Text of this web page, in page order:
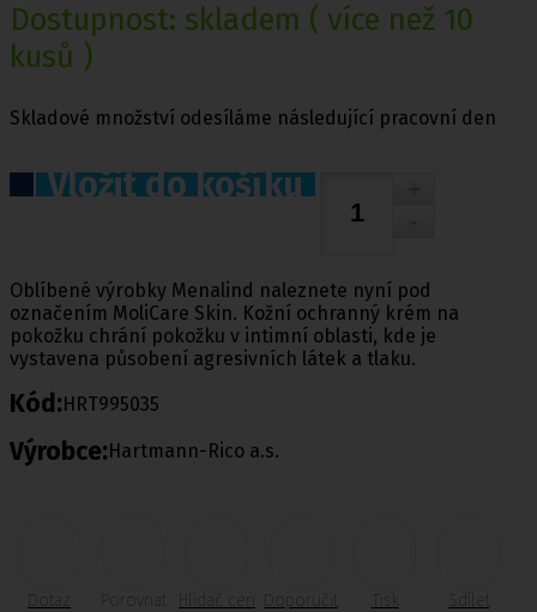
Dostupnost: skladem ( více než 10
kusů )
Skladové množství odesíláme následující pracovní den
Vložit do košíku
Oblíbené výrobky Menalind naleznete nyní pod
označením MoliCare Skin. Kožní ochranný krém na
pokožku chrání pokožku v intimní oblasti, kde je
vystavena působení agresivních látek a tlaku.
Kód:HRT995035
Výrobce:Hartmann-Rico a.s.
Dotaz Porovnat Doporučit Tisk Sdílet